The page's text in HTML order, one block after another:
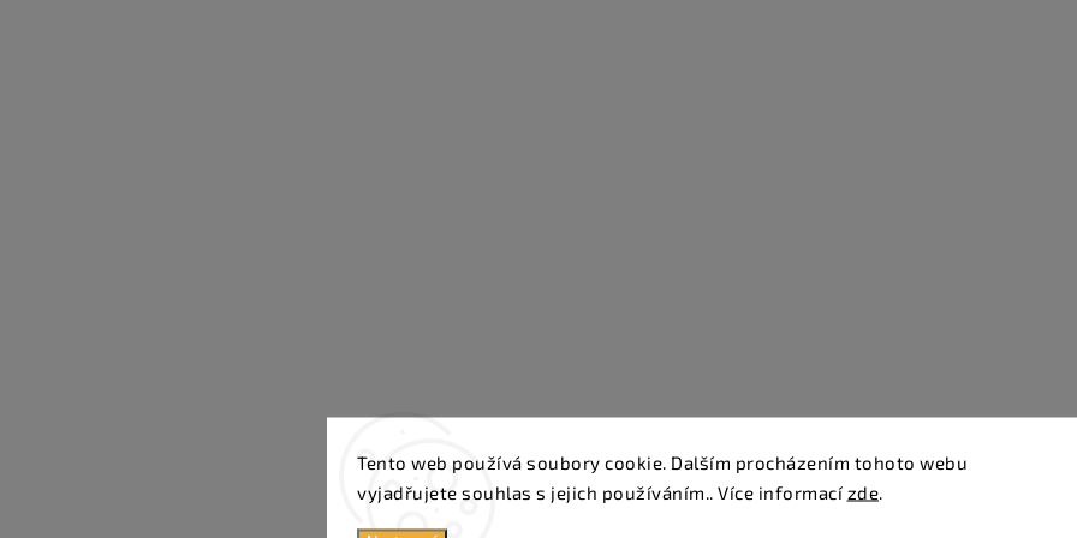
Tento web používá soubory cookie. Dalším procházením tohoto webu
vyjadřujete souhlas s jejich používáním.. Více informací zde